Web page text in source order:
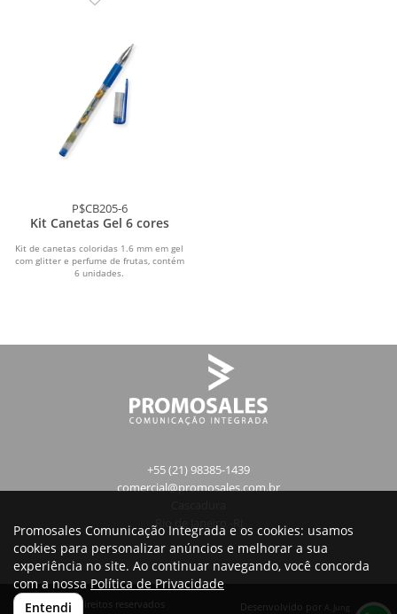
P$CB205-6
Kit Canetas Gel 6 cores
Kit de canetas coloridas 1.6 mm em gel
com glitter e perfume de frutas, contém
6 unidades.
+55 (21) 98385-1439
comercial@promosales.com.br
Rio de Janeiro -RJ
Todos os direitos reservados
Desenvolvido por A. Jung
Promosales Comunicação Integrada e os cookies: usamos
cookies para personalizar anúncios e melhorar a sua
experiência no site. Ao continuar navegando, você concorda
com a nossa Política de Privacidade
Entendi